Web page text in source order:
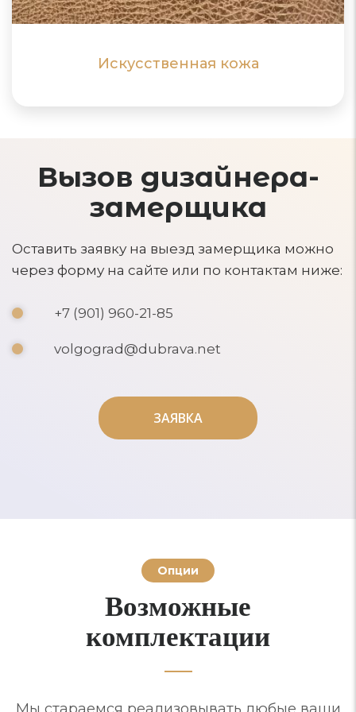
Искусственная кожа
ПОДРОБНЕЕ
ПОДРОБНЕЕ
Вызов дизайнера-
замерщика
Оставить заявку на выезд замерщика можно
через форму на сайте или по контактам ниже:
+7 (901) 960-21-85
volgograd@dubrava.net
ЗАЯВКА
ЗАЯВКА
Опции
Возможные
комплектации